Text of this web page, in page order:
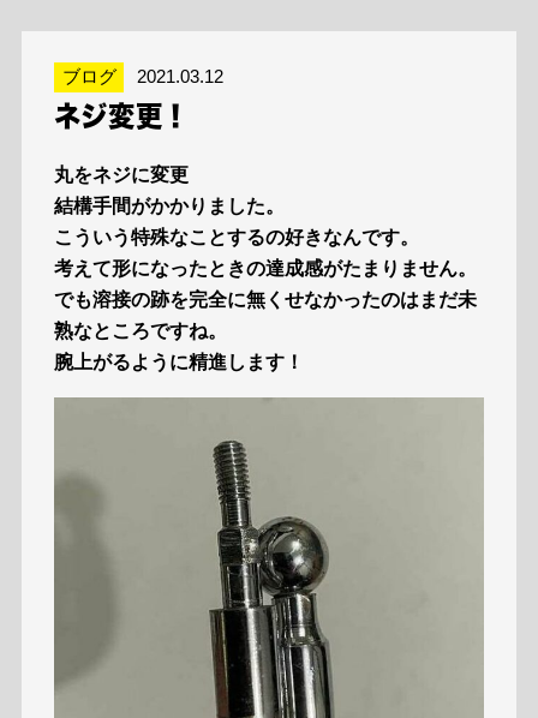
ブログ 2021.03.12
ネジ変更！
丸をネジに変更
結構手間がかかりました。
こういう特殊なことするの好きなんです。
考えて形になったときの達成感がたまりません。
でも溶接の跡を完全に無くせなかったのはまだ未
熟なところですね。
腕上がるように精進します！